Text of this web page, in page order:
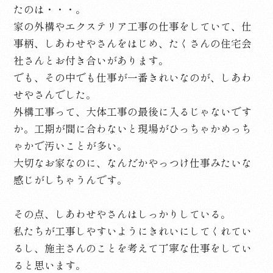
たのは・・・。
家の外構やエクステリア工事の仕事をしていて、仕
事柄、しあわせやさんをはじめ、たくさんの住宅会
社さんとお付き合いがあります。
でも、その中でも仕事が一番きれいなのが、しあわ
せやさんでした。
外構工事って、大体工事の最後に入るじゃないです
か。工期が間に合わないと現場がひっちゃかめっち
ゃかで汚いことが多い。
大切なお家なのに、なんだかやっつけ仕事みたいな
感じがしちゃうんです。
その点、しあわせやさんはしっかりしている。
私たちが工事しやすいようにきれいにしてくれてい
るし、施主さんのことを考えて丁寧な仕事をしてい
ると思います。